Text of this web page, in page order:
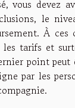
vous devez
le
À
tarifs et
point peut
par les